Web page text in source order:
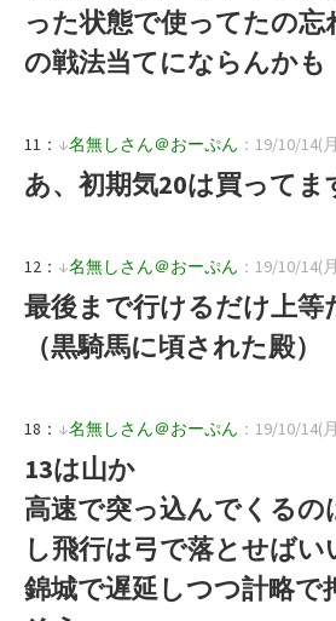
った状態で使ってたの忘
の戦法当てにならんかも
11： ↓名無しさん＠おーぷん ：19/10/14(
あ、初期気20は買ってま
12： ↓名無しさん＠おーぷん ：19/10/14(
最後まで行けるだけ上等
（黒騎馬に頃された殿）
18： ↓名無しさん＠おーぷん ：19/10/14(
13は山か
高速で突っ込んでくる
し飛行は弓で落とせばい
錦城で遅延しつつ計略で